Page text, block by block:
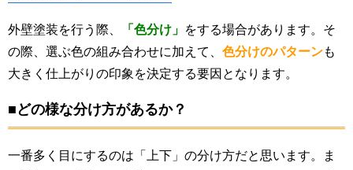
外壁塗装を行う際、 「色分け」 をする場合があります。そ
の際、選ぶ色の組み合わせに加えて、 色分けのパターンも
大きく仕上がりの印象を決定する要因となります。
■どの様な分け方があるか？
一番多く目にするのは「上下」の分け方だと思います。ま